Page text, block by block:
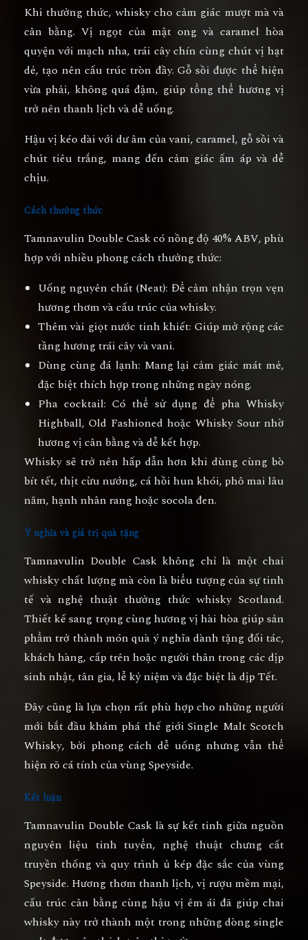
Khi thưởng thức, whisky cho cảm giác mượt mà và
cân bằng. Vị ngọt của mật ong và caramel hòa
quyện với mạch nha, trái cây chín cùng chút vị hạt
dẻ, tạo nên cấu trúc tròn đầy. Gỗ sồi được thể hiện
vừa phải, không quá đậm, giúp tổng thể hương vị
trở nên thanh lịch và dễ uống.
Hậu vị kéo dài với dư âm của vani, caramel, gỗ sồi và
chút tiêu trắng, mang đến cảm giác ấm áp và dễ
chịu.
Cách thưởng thức
Tamnavulin Double Cask có nồng độ 40% ABV, phù
hợp với nhiều phong cách thưởng thức:
Uống nguyên chất (Neat): Để cảm nhận trọn vẹn
hương thơm và cấu trúc của whisky.
Thêm vài giọt nước tinh khiết: Giúp mở rộng các
tầng hương trái cây và vani.
Dùng cùng đá lạnh: Mang lại cảm giác mát mẻ,
đặc biệt thích hợp trong những ngày nóng.
Pha cocktail: Có thể sử dụng để pha Whisky
Highball, Old Fashioned hoặc Whisky Sour nhờ
hương vị cân bằng và dễ kết hợp.
Whisky sẽ trở nên hấp dẫn hơn khi dùng cùng bò
bít tết, thịt cừu nướng, cá hồi hun khói, phô mai lâu
năm, hạnh nhân rang hoặc socola đen.
Ý nghĩa và giá trị quà tặng
Tamnavulin Double Cask không chỉ là một chai
whisky chất lượng mà còn là biểu tượng của sự tinh
tế và nghệ thuật thưởng thức whisky Scotland.
Thiết kế sang trọng cùng hương vị hài hòa giúp sản
phẩm trở thành món quà ý nghĩa dành tặng đối tác,
khách hàng, cấp trên hoặc người thân trong các dịp
sinh nhật, tân gia, lễ kỷ niệm và đặc biệt là dịp Tết.
Đây cũng là lựa chọn rất phù hợp cho những người
mới bắt đầu khám phá thế giớiSingle Malt Scotch
Whisky, bởi phong cách dễ uống nhưng vẫn thể
hiện rõ cá tính của vùng Speyside.
Kết luận
Tamnavulin Double Cask là sự kết tinh giữa nguồn
nguyên liệu tinh tuyển, nghệ thuật chưng cất
truyền thống và quy trình ủ kép đặc sắc của vùng
Speyside. Hương thơm thanh lịch, vị rượu mềm mại,
cấu trúc cân bằng cùng hậu vị êm ái đã giúp chai
whisky này trở thành một trong những dòng single